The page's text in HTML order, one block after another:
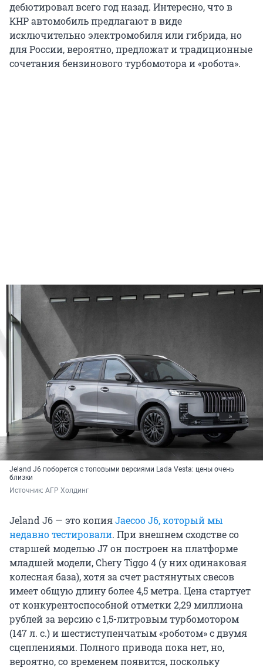
дебютировал всего год назад. Интересно, что в
КНР автомобиль предлагают в виде
исключительно электромобиля или гибрида, но
для России, вероятно, предложат и традиционные
сочетания бензинового турбомотора и «робота».
Jeland J6 поборется с топовыми версиями Lada Vesta: цены очень
близки
Источник: АГР Холдинг
Jeland J6 — это копияJaecoo J6, который мы
недавно тестировали. При внешнем сходстве со
старшей моделью J7 он построен на платформе
младшей модели, Chery Tiggo 4 (у них одинаковая
колесная база), хотя за счет растянутых свесов
имеет общую длину более 4,5 метра. Цена стартует
от конкурентоспособной отметки 2,29 миллиона
рублей за версию с 1,5-литровым турбомотором
(147 л. с.) и шестиступенчатым «роботом» с двумя
сцеплениями. Полного привода пока нет, но,
вероятно, со временем появится, поскольку